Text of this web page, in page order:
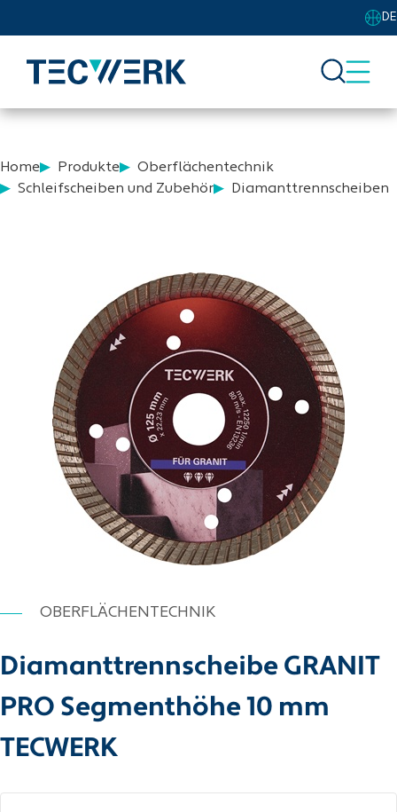
DE
Home Produkte
Oberflächentechnik
Schleifscheiben und Zubehör
Diamanttrennscheiben
OBERFLÄCHENTECHNIK
Diamanttrennscheibe GRANIT
PRO Segmenthöhe 10 mm
TECWERK